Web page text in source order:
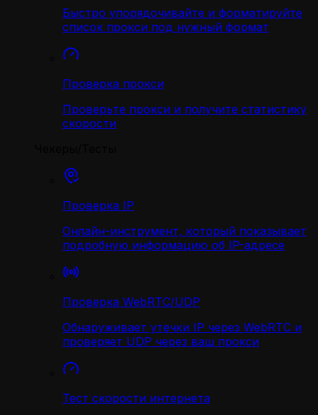
Быстро упорядочивайте и форматируйте
список прокси под нужный формат
Проверка прокси
Проверьте прокси и получите статистику
скорости
Проверка IP
Онлайн-инструмент, который показывает
подробную информацию об IP-адресе
Проверка WebRTC/UDP
Обнаруживает утечки IP через WebRTC и
проверяет UDP через ваш прокси
Тест скорости интернета